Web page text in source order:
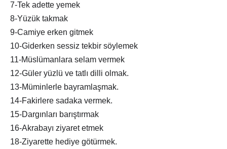
7-Tek adette yemek
8-Yüzük takmak
9-Camiye erken gitmek
10-Giderken sessiz tekbir söylemek
11-Müslümanlara selam vermek
12-Güler yüzlü ve tatlı dilli olmak.
13-Müminlerle bayramlaşmak.
14-Fakirlere sadaka vermek.
15-Dargınları barıştırmak
16-Akrabayı ziyaret etmek
18-Ziyarette hediye götürmek.